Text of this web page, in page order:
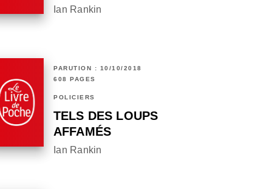
Ian Rankin
PARUTION : 10/10/2018
608 PAGES
POLICIERS
TELS DES LOUPS
AFFAMÉS
Ian Rankin